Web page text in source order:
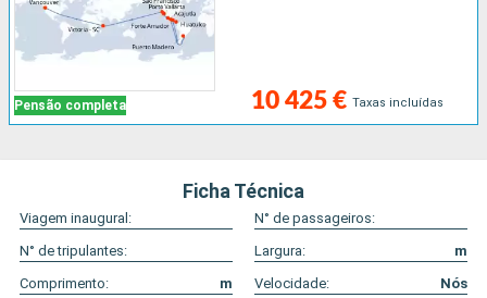
Pensão completa 10 425 € Taxas incluídas
Ficha Técnica
Viagem inaugural:
N° de passageiros:
N° de tripulantes:
Largura:
m
Comprimento:
m Velocidade: Nós